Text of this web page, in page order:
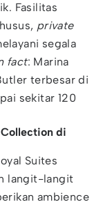
Fasilitas
private
segala
fact: Marina
terbesar di
sekitar 120
Collection di
Suites
langit-langit
ambience